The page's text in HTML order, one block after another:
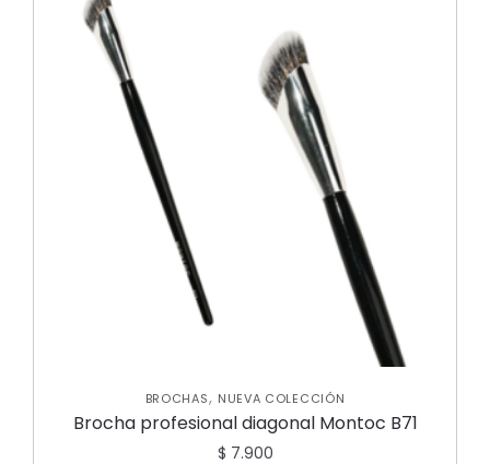
BROCHAS, NUEVA COLECCIÓN
Brocha profesional diagonal Montoc B71
$ 7.900